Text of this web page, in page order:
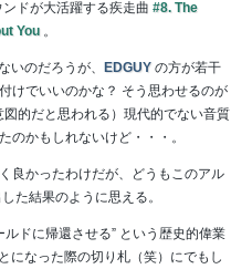
ドが大活躍する疾走曲 #8. The
You 。
いのだろうが、 EDGUY の方が若干
けでいいのかな？ そう思わせるのが
的だと思われる）現代的でない音質
のかもしれないけど・・・。
良かったわけだが、どうもこのアル
た結果のように思える。
ルドに帰還させる” という歴史的偉業
になった際の切り札（笑）にでもし